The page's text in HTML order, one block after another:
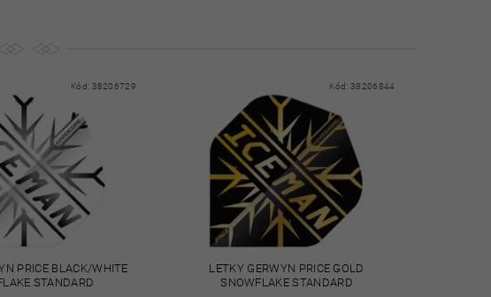
Kód: 38206729
PRICE BLACK/WHITE
STANDARD
Kód:38206844
LETKY GERWYN PRICE GOLD
SNOWFLAKE STANDARD